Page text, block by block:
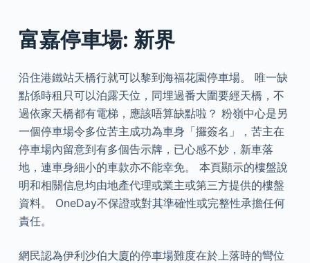
富嘉停車場: 新界
沿住港鐵站天橋行就可以黎到海福花園停車場。 唯一缺
點係時租只可以泊露天位，同埋過番大圍要經天橋，不
過依家天橋都有電梯，應該唔算缺點啦？ 粉嶺中心是另
一個停車場令多位苦主成功為車身「攞簽名」，苦主在
停車場內留意到有多個告示牌，已心感不妙，新車落
地，連車身細小的車款亦不能幸免。 本頁顯示的樓盤說
明和相關信息均由地產代理或業主或第三方提供的樓盤
資料。 OneDay不保證或對其準確性或完整性承擔任何
責任。
網民認為伊利沙伯大廈的停車場難度在於上落時的彎位